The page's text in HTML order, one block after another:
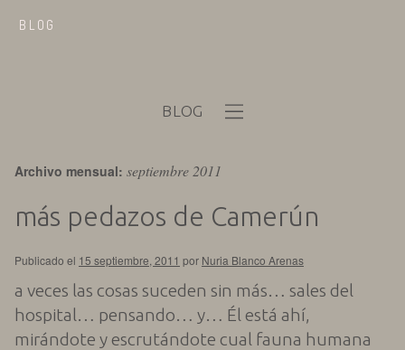
BLOG
BLOG
Archivo mensual: septiembre 2011
más pedazos de Camerún
Publicado el 15 septiembre, 2011 por Nuria Blanco Arenas
a veces las cosas suceden sin más… sales del
hospital… pensando… y… Él está ahí,
mirándote y escrutándote cual fauna humana